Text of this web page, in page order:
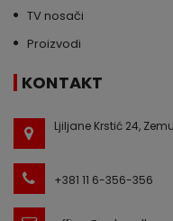
TV nosači
Proizvodi
KONTAKT
Ljiljane Krstić 24,
+381 11 6-356-356